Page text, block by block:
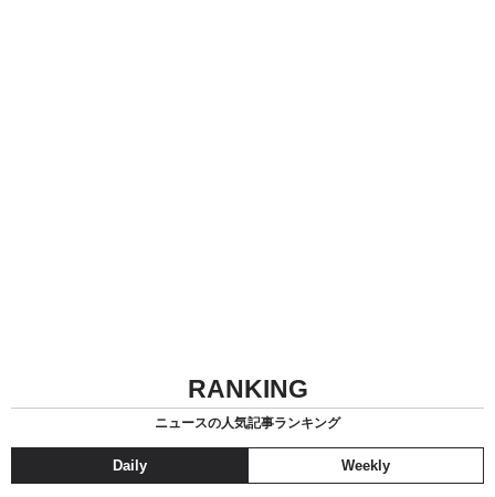
RANKING
ニュースの人気記事ランキング
Daily Weekly